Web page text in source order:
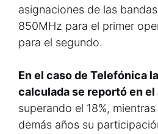
asignaciones de las
850MHz para el primer
para el segundo.
En el caso de Telefónica
calculada se reportó en el
superando el 18%,
demás años su